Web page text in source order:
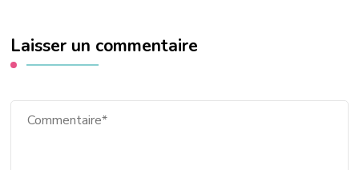
Laisser un commentaire